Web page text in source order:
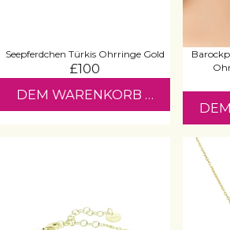
Seepferdchen Türkis Ohrringe Gold
£100
DEM WARENKORB